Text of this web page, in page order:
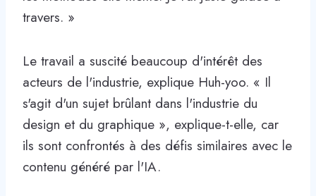
travers. »
Le travail a suscité beaucoup d'intérêt des
acteurs de l'industrie, explique Huh-yoo. « Il
s'agit d'un sujet brûlant dans l'industrie du
design et du graphique », explique-t-elle, car
ils sont confrontés à des défis similaires avec le
contenu généré par l'IA.